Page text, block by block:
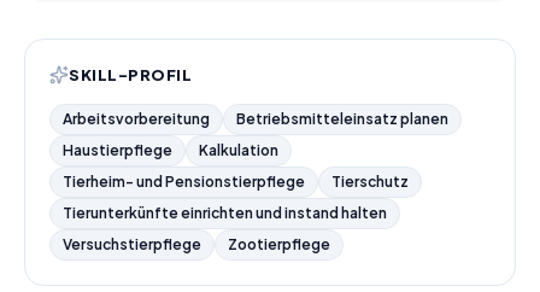
SKILL-PROFIL
Arbeitsvorbereitung
Betriebsmitteleinsatz planen
Haustierpflege
Kalkulation
Tierheim- und Pensionstierpflege
Tierschutz
Tierunterkünfte einrichten und instand halten
Versuchstierpflege
Zootierpflege